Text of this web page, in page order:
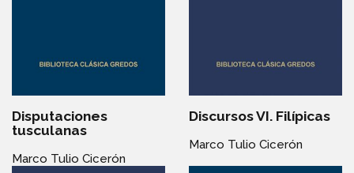
Disputaciones
tusculanas
Marco Tulio Cicerón
Discursos VI. Filípicas
Marco Tulio Cicerón